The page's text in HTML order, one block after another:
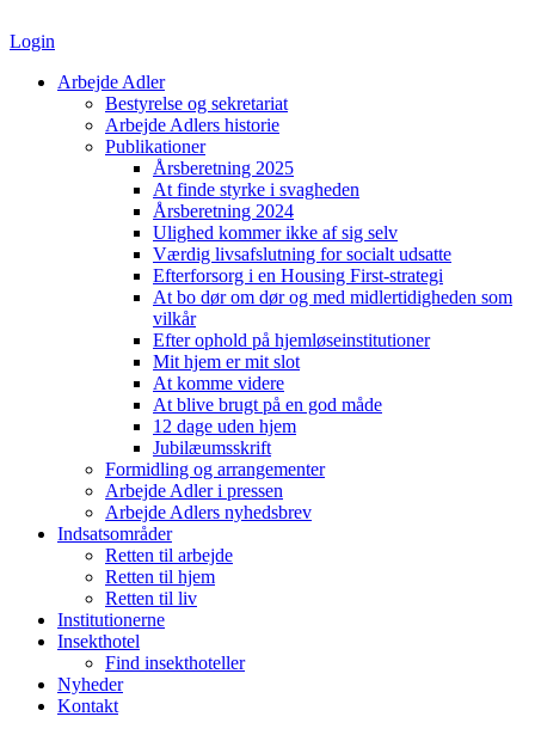
til
Login
Arbejde Adler
Bestyrelse og sekretariat
Arbejde Adlers historie
Publikationer
Årsberetning 2025
At finde styrke i svagheden
Årsberetning 2024
Ulighed kommer ikke af sig selv
Værdig livsafslutning for socialt udsatte
Efterforsorg i en Housing First-strategi
At bo dør om dør og med midlertidigheden som
vilkår
Efter ophold på hjemløseinstitutioner
Mit hjem er mit slot
At komme videre
At blive brugt på en god måde
12 dage uden hjem
Jubilæumsskrift
Formidling og arrangementer
Arbejde Adler i pressen
Arbejde Adlers nyhedsbrev
Indsatsområder
Retten til arbejde
Retten til hjem
Retten til liv
Institutionerne
Insekthotel
Find insekthoteller
Nyheder
Kontakt